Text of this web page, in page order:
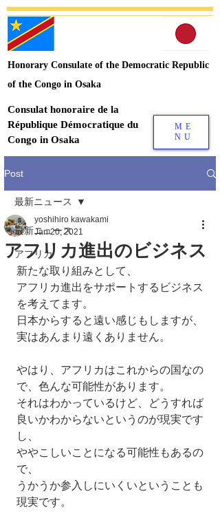
Honorary Consulate of the Democratic Republic
of the Congo in Osaka
Consulat honoraire de la
République Démocratique du
Congo in Osaka
ME
NU
Post
最新ニュース
アフリカ
最新ニュース
アフリカ進出のビジネス
yoshihiro kawakami
Jan 20, 2021
新たな取り組みとして、
アフリカ進出をサポートするビジネス
を考えてます。
日本からすると遠い感じもしますが、
実はあんまり遠くありません。
やはり、アフリカはこれからの国なの
で、色んな可能性があります。
それはわかっているけど、どうすれば
良いかわからないというのが現実です
し、
ややこしいことになる可能性もあるの
で、
うかうか参入しにいくいということも
現実です。